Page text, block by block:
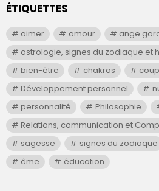
ÉTIQUETTES
aimer amour
ange
astrologie, signes du zodiaque et
bien-être
chakras
Développement personnel
personnalité
Philosophie
Relations, communication et
sagesse
signes du zodiaque
âme
éducation